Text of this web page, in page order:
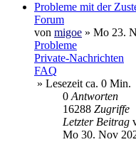
Probleme mit der
Forum
von migoe » Mo 23.
Probleme
Private-Nachrichten
FAQ
» Lesezeit ca. 0 Min.
0Antworten
16288 Zugriffe
Letzter Beitrag
Mo 30. Nov